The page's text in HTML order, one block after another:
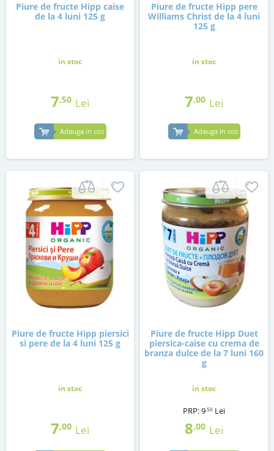
Piure de fructe Hipp caise
de la 4 luni 125 g
in stoc
7,50 Lei
Adauga in cos
Piure de fructe Hipp pere
Williams Christ de la 4 luni
125 g
in stoc
7,00 Lei
Adauga in cos
Piure de fructe Hipp piersici
si pere de la 4 luni 125 g
in stoc
7,00 Lei
Piure de fructe Hipp Duet
piersica-caise cu crema de
branza dulce de la 7 luni 160
g
in stoc
PRP:9,50 Lei
8,00 Lei